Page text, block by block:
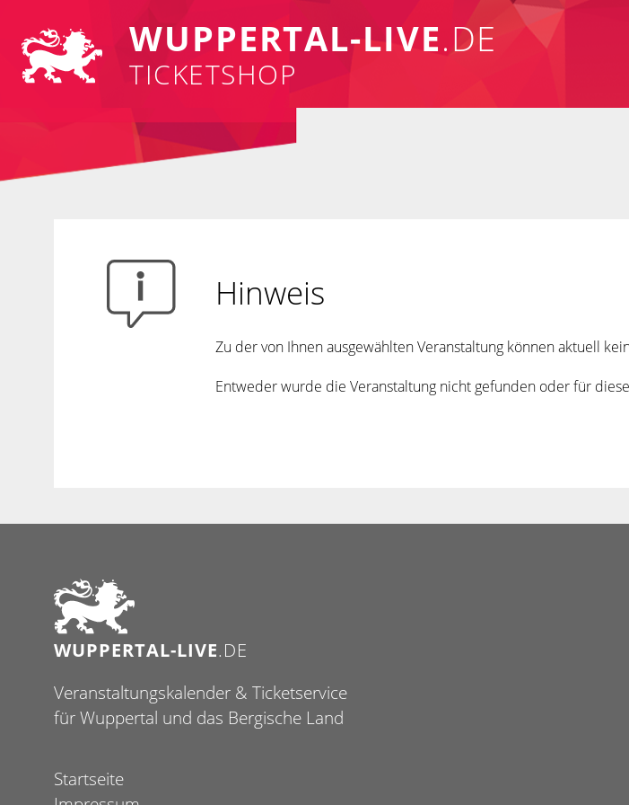
WUPPERTAL-LIVE.DE
TICKETSHOP
Hinweis
Zu der von Ihnen ausgewählten Veranstaltung können aktuell
Entweder wurde die Veranstaltung nicht gefunden oder für
WUPPERTAL-LIVE.DE
Veranstaltungskalender & Ticketservice
für Wuppertal und das Bergische Land
Startseite